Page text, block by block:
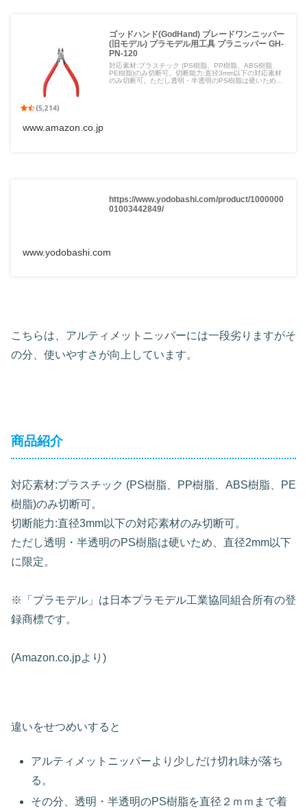
ゴッドハンド(GodHand) ブレードワンニッパー
(旧モデル) プラモデル用工具 プラニッパー GH-
PN-120
対応素材:プラスチック (PS樹脂、PP樹脂、ABS樹脂、
PE樹脂)のみ切断可。切断能力:直径3mm以下の対応素材
のみ切断可。ただし透明・半透明のPS樹脂は硬いため、
www.amazon.co.jp
https://www.yodobashi.com/product/1000000
01003442849/
www.yodobashi.com
こちらは、アルティメットニッパーには一段劣りますがそ
の分、使いやすさが向上しています。
商品紹介
対応素材:プラスチック (PS樹脂、PP樹脂、ABS樹脂、PE
樹脂)のみ切断可。
切断能力:直径3mm以下の対応素材のみ切断可。
ただし透明・半透明のPS樹脂は硬いため、直径2mm以下
に限定。
※「プラモデル」は日本プラモデル工業協同組合所有の登
録商標です。
(Amazon.co.jpより)
違いをせつめいすると
アルティメットニッパーより少しだけ切れ味が落ち
る。
その分、透明・半透明のPS樹脂を直径２ｍｍまで着